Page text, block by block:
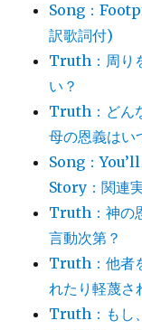
Song：
訳歌詞付)
Truth：周り
い？
Truth：どん
母の恩義はい
Song：
Story：関連
Truth：神の
言動次第？
Truth：他者
れたり軽蔑さ
Truth：もし